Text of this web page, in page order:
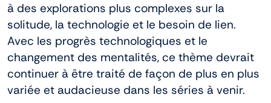
à des explorations plus complexes sur la
solitude, la technologie et le besoin de lien.
Avec les progrès technologiques et le
changement des mentalités, ce thème devrait
continuer à être traité de façon de plus en plus
variée et audacieuse dans les séries à venir.